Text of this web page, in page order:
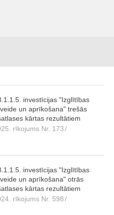
investīcijas "Izglītības
un aprīkošana" trešās
kārtas rezultātiem
rīkojums Nr. 173/
investīcijas "Izglītības
un aprīkošana" otrās
kārtas rezultātiem
rīkojums Nr. 598/